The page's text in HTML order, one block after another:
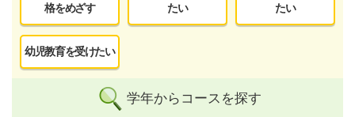
格をめざす
たい
たい
幼児教育を受けたい
学年からコースを探す